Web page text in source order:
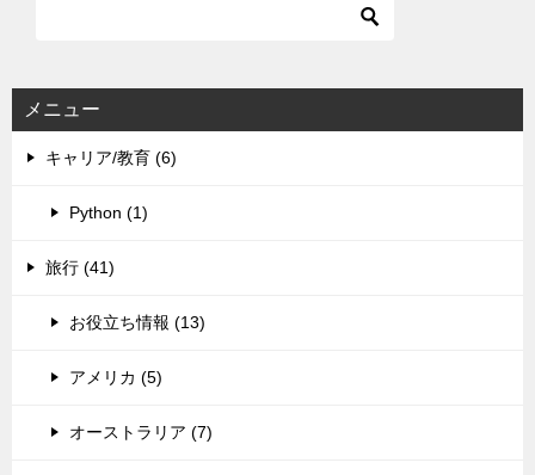
メニュー
キャリア/教育 (6)
Python (1)
旅行 (41)
お役立ち情報 (13)
アメリカ (5)
オーストラリア (7)